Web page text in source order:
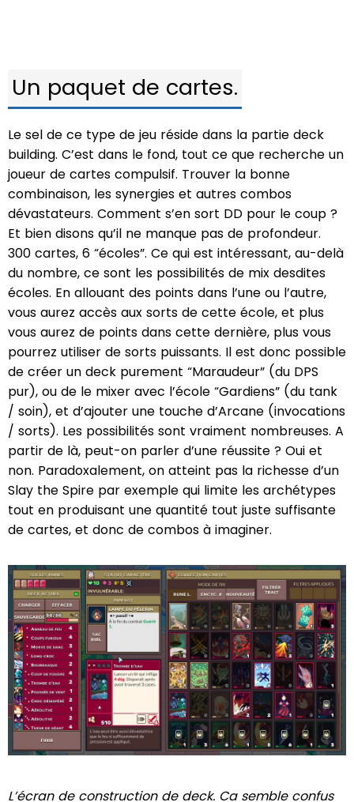
Un paquet de cartes.
Le sel de ce type de jeu réside dans la partie deck
building. C’est dans le fond, tout ce que recherche un
joueur de cartes compulsif. Trouver la bonne
combinaison, les synergies et autres combos
dévastateurs. Comment s’en sort DD pour le coup ?
Et bien disons qu’il ne manque pas de profondeur.
300 cartes, 6 “écoles”. Ce qui est intéressant, au-delà
du nombre, ce sont les possibilités de mix desdites
écoles. En allouant des points dans l’une ou l’autre,
vous aurez accès aux sorts de cette école, et plus
vous aurez de points dans cette dernière, plus vous
pourrez utiliser de sorts puissants. Il est donc possible
de créer un deck purement “Maraudeur” (du DPS
pur), ou de le mixer avec l’école “Gardiens” (du tank
/ soin), et d’ajouter une touche d’Arcane (invocations
/ sorts). Les possibilités sont vraiment nombreuses. A
partir de là, peut-on parler d’une réussite ? Oui et
non. Paradoxalement, on atteint pas la richesse d’un
Slay the Spire par exemple qui limite les archétypes
tout en produisant une quantité tout juste suffisante
de cartes, et donc de combos à imaginer.
L’écran de construction de deck. Ca semble confus